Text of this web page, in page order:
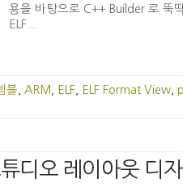
용을 바탕으로 C++ Builder 로 뚝
ELF...
블 ARM ELF ELF Format View
디오 레이아웃 디